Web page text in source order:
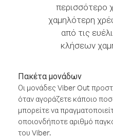
περισσότερο
χαμηλότερη
από τις
κλήσεων
Πακέτα μονάδων
Οι μονάδες Viber Out
όταν αγοράζετε κάποιο
μπορείτε να
οποιονδήποτε αριθμό
του Viber.